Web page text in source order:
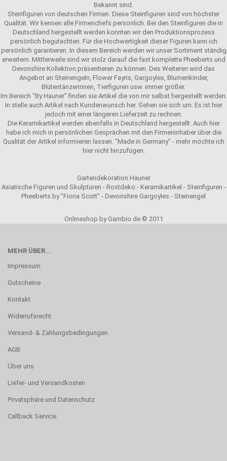
Bekannt sind.
Steinfiguren von deutschen Firmen. Diese Steinfiguren sind von höchster
Qualität. Wir kennen alle Firmenchefs persönlich. Bei den Steinfiguren die in
Deutschland hergestellt werden konnten wir den Produktionsprozess
persönlich begutachten. Für die Hochwertigkeit dieser Figuren kann ich
persönlich garantieren. In diesem Bereich werden wir unser Sortiment ständig
erweitern. Mittlerweile sind wir stolz darauf die fast komplette Pheeberts und
Devonshire Kollektion präsentieren zu können. Des Weiteren wird das
Angebot an Steinengeln, Flower Fayris, Gargoyles, Blumenkinder,
Blütentänzerinnen, Tierfiguren usw. immer größer.
Im Bereich "By Hauner" finden sie Artikel die von mir selbst hergestellt werden.
In stelle auch Artikel nach Kundenwunsch her. Sehen sie sich um. Es ist hier
jedoch mit einer längeren Lieferzeit zu rechnen.
Die Keramikartikel werden ebenfalls in Deutschland hergestellt. Auch hier
habe ich mich in persönlichen Gesprächen mit den Firmeninhaber über die
Qualität der Artikel informieren lassen. "Made in Germany" - mehr möchte ich
hier nicht hinzufügen.
Gartendekoration Hauner
Asiatische Figuren und Skulpturen - Rostdeko - Keramikartikel - Steinfiguren -
Pheeberts by "Fiona Scott" - Devonshire Gargoyles - Steinengel
Onlineshop by Gambio.de © 2011
MEHR ÜBER...
Impressum
Gutscheine
Kontakt
Widerrufsrecht
Versand- & Zahlungsbedingungen
AGB
Über uns
Liefer- und Versandkosten
Privatsphäre und Datenschutz
Callback Service